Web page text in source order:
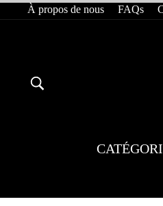
Passer
au
À propos de nous FAQs